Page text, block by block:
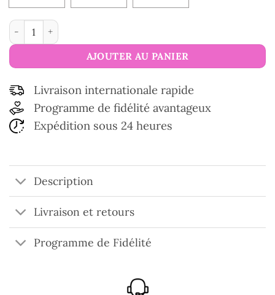
quantité de Sac à tricot
AJOUTER AU PANIER
Livraison internationale rapide
Programme de fidélité avantageux
Expédition sous 24 heures
Description
Livraison et retours
Programme de Fidélité